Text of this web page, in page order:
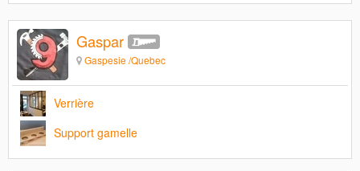
Gaspar
Gaspesie /Quebec
Verrière
Support gamelle